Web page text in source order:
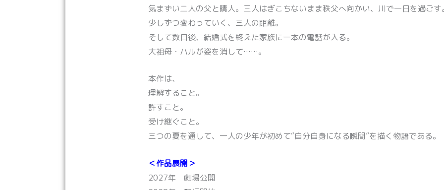
気まずい二人の父と晴人。三人はぎこちないまま秩父へ向かい、川で一日を過ごす。
少しずつ変わっていく、三人の距離。
そして数日後、結婚式を終えた家族に一本の電話が入る。
大祖母・ハルが姿を消して……。
本作は、
理解すること。
許すこと。
受け継ぐこと。
三つの夏を通して、一人の少年が初めて“自分自身になる瞬間”を描く物語である。
＜作品展開＞
2027年 劇場公開